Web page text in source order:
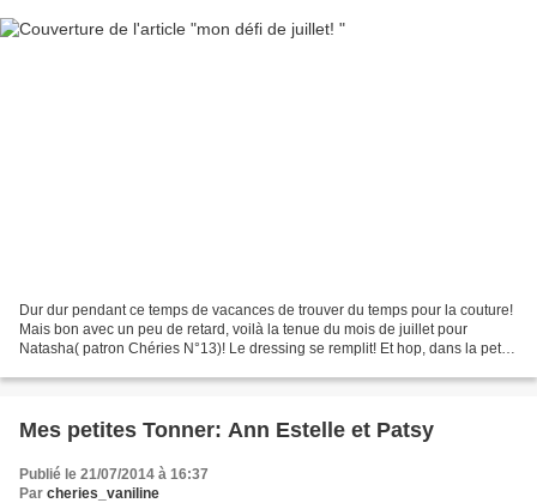
Dur dur pendant ce temps de vacances de trouver du temps pour la couture!
Mais bon avec un peu de retard, voilà la tenue du mois de juillet pour
Natasha( patron Chéries N°13)! Le dressing se remplit! Et hop, dans la petite
Mes petites Tonner: Ann Estelle et Patsy
Publié le 21/07/2014 à 16:37
Par cheries_vaniline